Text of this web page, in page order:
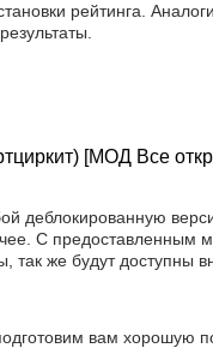
рейтинга.
[МОД Все
деблокированную
С предоставленным
же будут доступны
вам хорошую